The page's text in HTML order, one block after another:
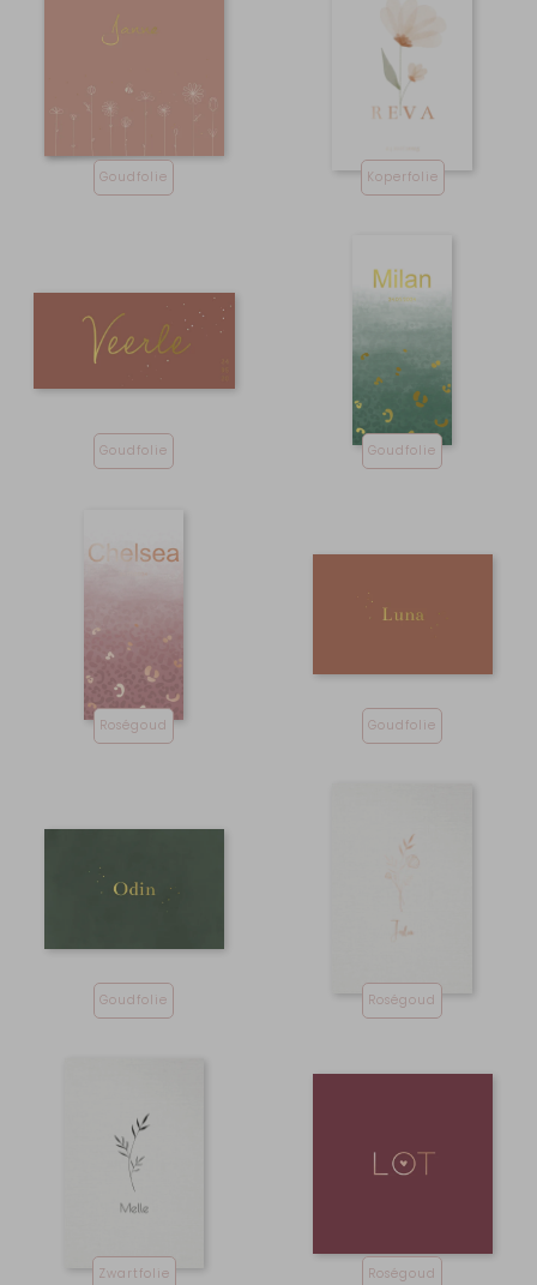
Goudfolie Koperfolie
Goudfolie Goudfolie
Roségoud Goudfolie
Goudfolie Roségoud
Zwartfolie Roségoud